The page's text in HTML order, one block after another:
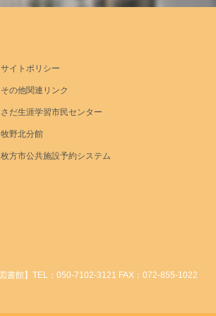
サイトポリシー
その他関連リンク
さだ生涯学習市民センター
牧野北分館
枚方市公共施設予約システム
書館】TEL：050-7102-3121 FAX：072-855-1022